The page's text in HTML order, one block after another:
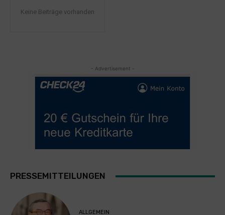
Keine Beiträge vorhanden
- Advertisement -
PRESSEMITTEILUNGEN
ALLGEMEIN